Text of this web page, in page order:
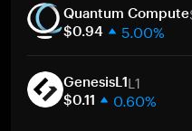
30 días
Capitalización de mercado
Quantum Compute
$0.94 5.00%
30 días
Capitalización de mercado
GenesisL1L1
$0.11 0.60%